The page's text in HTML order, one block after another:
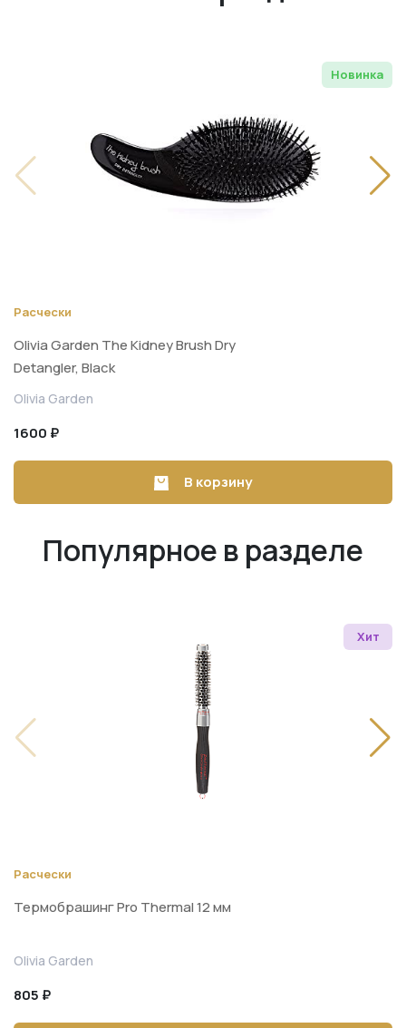
Новинка
Расчески
Olivia Garden The Kidney Brush Dry
Detangler, Black
Olivia Garden
1600 ₽
В корзину
Популярное в разделе
Хит
Расчески
Термобрашинг Pro Thermal 12 мм
Olivia Garden
805 ₽